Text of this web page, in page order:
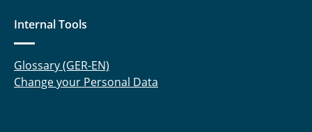
Internal Tools
Glossary (GER-EN)
Change your Personal Data